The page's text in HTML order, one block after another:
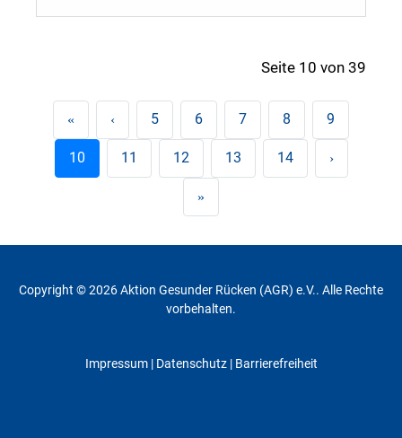
Seite 10 von 39
5 6 7 8 9
10 11 12 13 14
Copyright © 2026 Aktion Gesunder Rücken (AGR) e.V.. Alle Rechte
vorbehalten.
Impressum| Datenschutz| Barrierefreiheit